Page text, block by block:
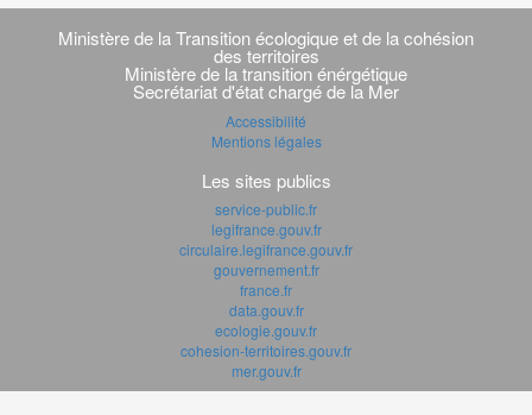
Navigation
transverse
Ministère de la Transition écologique et de la cohésion
des territoires
Ministère de la transition énérgétique
Secrétariat d'état chargé de la Mer
Accessibilité
Mentions légales
Les sites publics
service-public.fr
legifrance.gouv.fr
circulaire.legifrance.gouv.fr
gouvernement.fr
france.fr
data.gouv.fr
ecologie.gouv.fr
cohesion-territoires.gouv.fr
mer.gouv.fr